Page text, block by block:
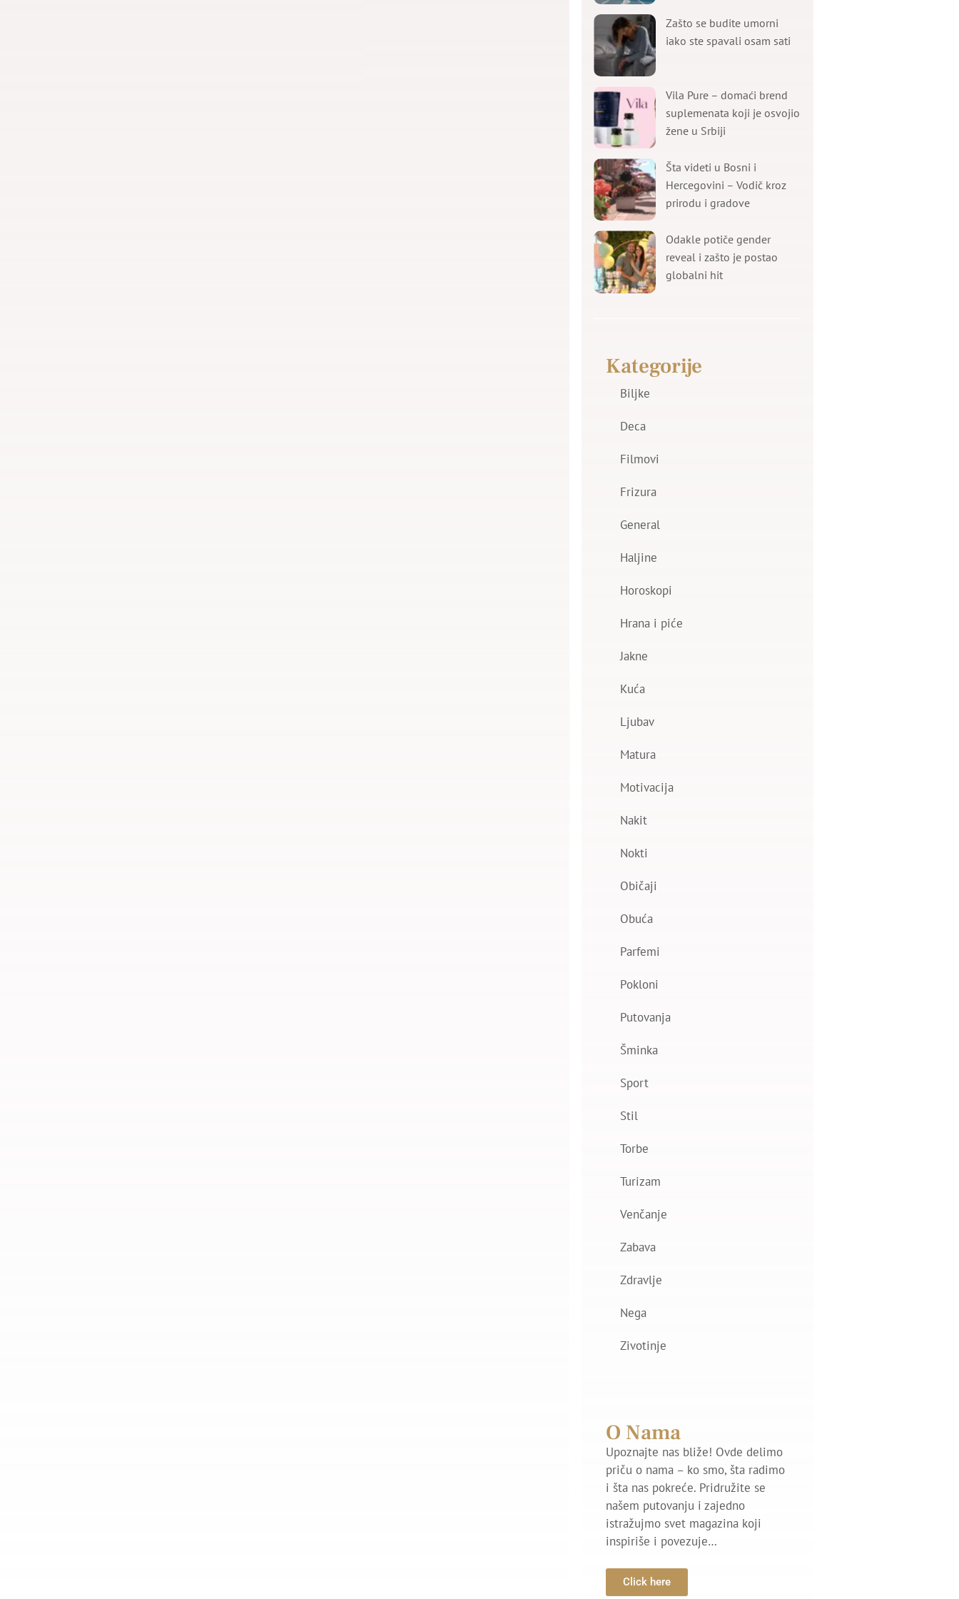
Zašto se budite umorni
iako ste spavali osam sati
Vila Pure – domaći brend
suplemenata koji je osvojio
žene u Srbiji
Šta videti u Bosni i
Hercegovini – Vodič kroz
prirodu i gradove
Odakle potiče gender
reveal i zašto je postao
globalni hit
Kategorije
Biljke
Deca
Filmovi
Frizura
General
Haljine
Horoskopi
Hrana i piće
Jakne
Kuća
Ljubav
Matura
Motivacija
Nakit
Nokti
Običaji
Obuća
Parfemi
Pokloni
Putovanja
Šminka
Sport
Stil
Torbe
Turizam
Venčanje
Zabava
Zdravlje
Nega
Zivotinje
O Nama
Upoznajte nas bliže! Ovde delimo
priču o nama – ko smo, šta radimo
i šta nas pokreće. Pridružite se
našem putovanju i zajedno
istražujmo svet magazina koji
inspiriše i povezuje…
Click here